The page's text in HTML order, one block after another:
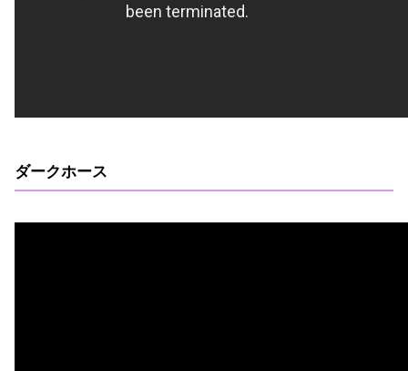
ダークホース